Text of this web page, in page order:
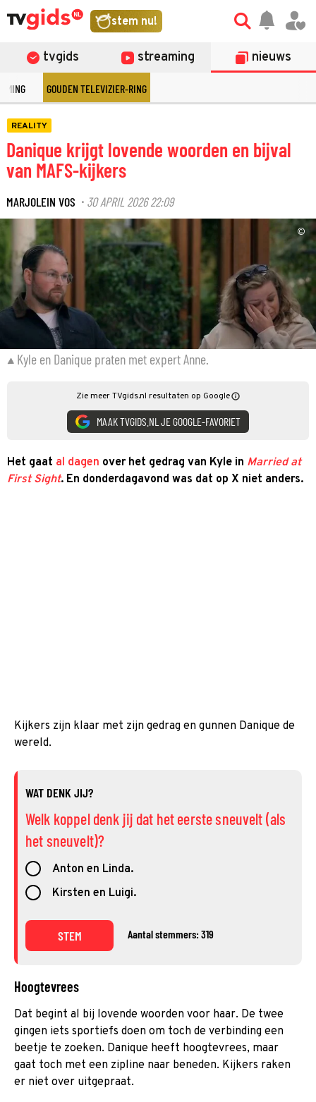
stem nu!
tvgids streaming nieuws
GOUDEN TELEVIZIER-RING
REALITY
Danique krijgt lovende woorden en bijval
van MAFS-kijkers
MARJOLEIN VOS · 30 APRIL 2026 22:09
©
Kyle en Danique praten met expert Anne.
Zie meer TVgids.nl resultaten op Google
MAAK TVGIDS.NL JE GOOGLE-FAVORIET
Het gaat al dagen over het gedrag van Kyle in Married at
First Sight. En donderdagavond was dat op X niet anders.
Kijkers zijn klaar met zijn gedrag en gunnen Danique de
wereld.
WAT DENK JIJ?
Welk koppel denk jij dat het eerste sneuvelt (als
het sneuvelt)?
Anton en Linda.
Kirsten en Luigi.
STEM Aantal stemmers: 319
Hoogtevrees
Dat begint al bij lovende woorden voor haar. De twee
gingen iets sportiefs doen om toch de verbinding een
beetje te zoeken. Danique heeft hoogtevrees, maar
gaat toch met een zipline naar beneden. Kijkers raken
er niet over uitgepraat.